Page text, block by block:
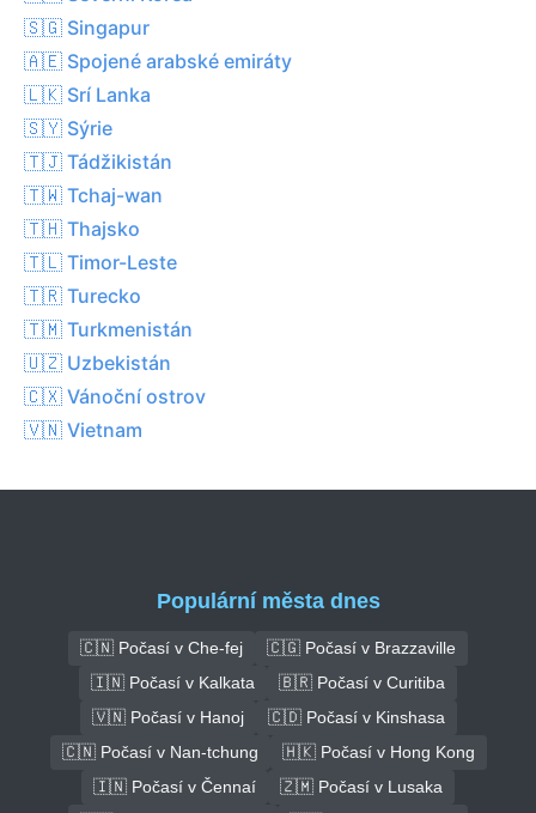
🇸🇬 Singapur
🇦🇪 Spojené arabské emiráty
🇱🇰 Srí Lanka
🇸🇾 Sýrie
🇹🇯 Tádžikistán
🇹🇼 Tchaj-wan
🇹🇭 Thajsko
🇹🇱 Timor-Leste
🇹🇷 Turecko
🇹🇲 Turkmenistán
🇺🇿 Uzbekistán
🇨🇽 Vánoční ostrov
🇻🇳 Vietnam
Populární města dnes
🇨🇳 Počasí v Che-fej
🇨🇬 Počasí v Brazzaville
🇮🇳 Počasí v Kalkata
🇧🇷 Počasí v Curitiba
🇻🇳 Počasí v Hanoj
🇨🇩 Počasí v Kinshasa
🇨🇳 Počasí v Nan-tchung
🇭🇰 Počasí v Hong Kong
🇮🇳 Počasí v Čennaí
🇿🇲 Počasí v Lusaka